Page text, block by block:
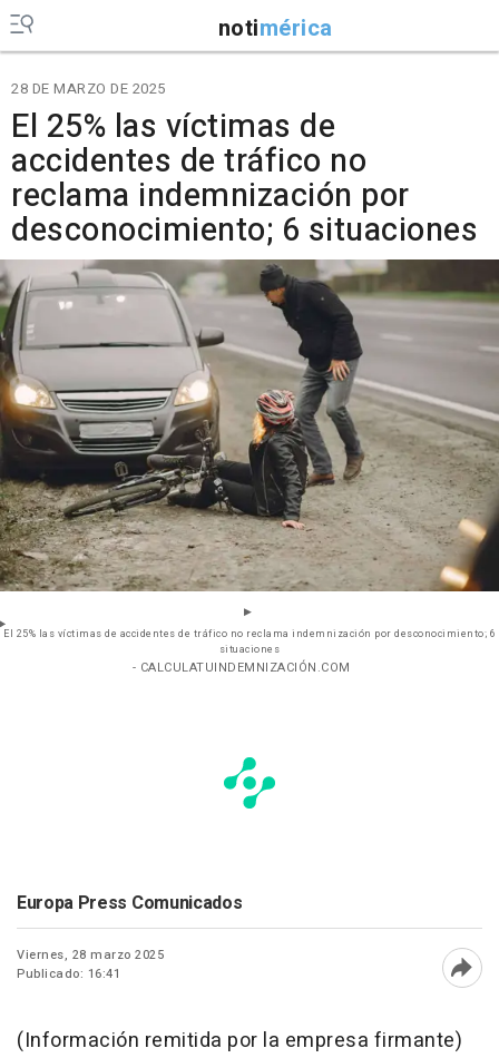
notimérica
28 DE MARZO DE 2025
El 25% las víctimas de
accidentes de tráfico no
reclama indemnización por
desconocimiento; 6 situaciones
El 25% las víctimas de accidentes de tráfico no reclama indemnización por desconocimiento; 6
situaciones
- CALCULATUINDEMNIZACIÓN.COM
Europa Press Comunicados
Viernes, 28 marzo 2025
Publicado: 16:41
(Información remitida por la empresa firmante)